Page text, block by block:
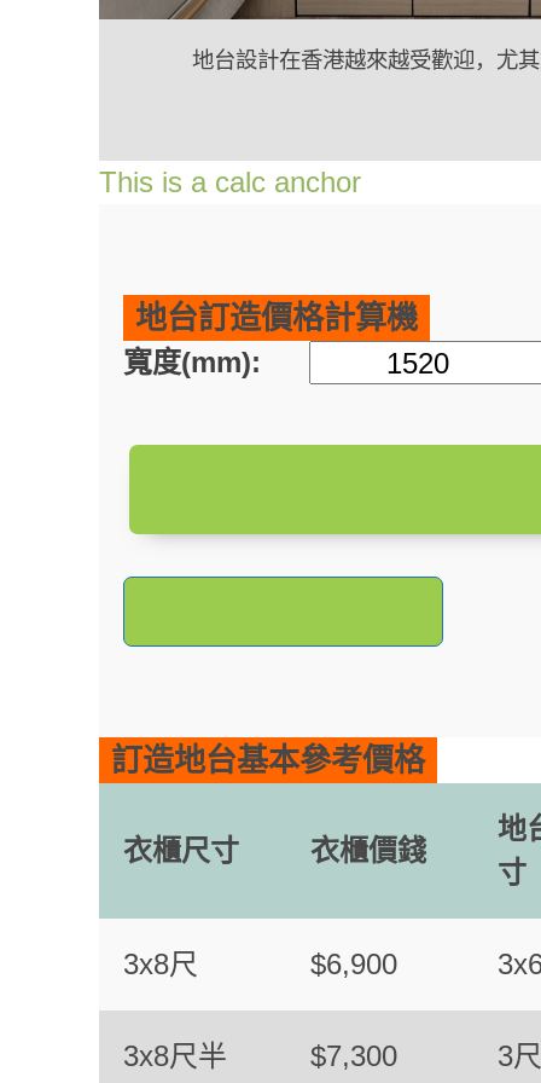
地台設計在香港越來越受歡迎，尤
此外，地台設計外觀時尚簡約，可
This is a calc anchor
地台訂造價格計算機
寬度(mm):
訂造地台基本參考價格
衣櫃尺寸 衣櫃價錢
地
寸
3x8尺 $6,900
3x8尺半 $7,300 3